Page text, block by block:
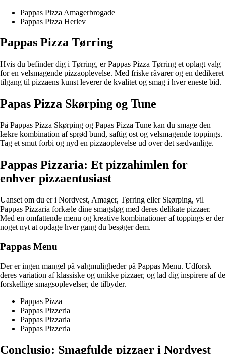
Pappas Pizza Amagerbrogade
Pappas Pizza Herlev
Pappas Pizza Tørring
Hvis du befinder dig i Tørring, er Pappas Pizza Tørring et oplagt valg
for en velsmagende pizzaoplevelse. Med friske råvarer og en dedikeret
tilgang til pizzaens kunst leverer de kvalitet og smag i hver eneste bid.
Papas Pizza Skørping og Tune
På Pappas Pizza Skørping og Papas Pizza Tune kan du smage den
lækre kombination af sprød bund, saftig ost og velsmagende toppings.
Tag et smut forbi og nyd en pizzaoplevelse ud over det sædvanlige.
Pappas Pizzaria: Et pizzahimlen for
enhver pizzaentusiast
Uanset om du er i Nordvest, Amager, Tørring eller Skørping, vil
Pappas Pizzaria forkæle dine smagsløg med deres delikate pizzaer.
Med en omfattende menu og kreative kombinationer af toppings er der
noget nyt at opdage hver gang du besøger dem.
Pappas Menu
Der er ingen mangel på valgmuligheder på Pappas Menu. Udforsk
deres variation af klassiske og unikke pizzaer, og lad dig inspirere af de
forskellige smagsoplevelser, de tilbyder.
Pappas Pizza
Pappas Pizzeria
Pappas Pizzaria
Pappas Pizzeria
Conclusio: Smagfulde pizzaer i Nordvest